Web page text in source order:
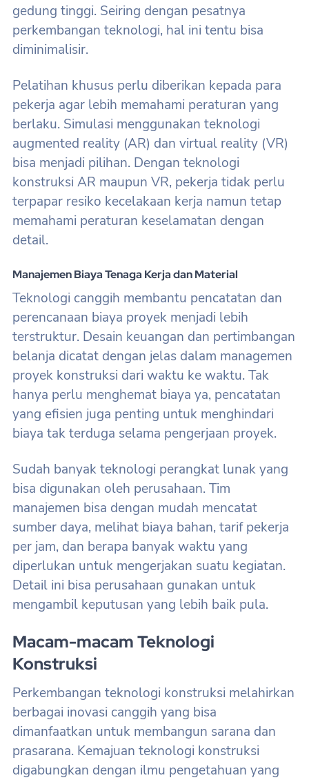
gedung tinggi. Seiring dengan pesatnya
perkembangan teknologi, hal ini tentu bisa
diminimalisir.
Pelatihan khusus perlu diberikan kepada para
pekerja agar lebih memahami peraturan yang
berlaku. Simulasi menggunakan teknologi
augmented reality (AR) dan virtual reality (VR)
bisa menjadi pilihan. Dengan teknologi
konstruksi AR maupun VR, pekerja tidak perlu
terpapar resiko kecelakaan kerja namun tetap
memahami peraturan keselamatan dengan
detail.
Manajemen Biaya Tenaga Kerja dan Material
Teknologi canggih membantu pencatatan dan
perencanaan biaya proyek menjadi lebih
terstruktur. Desain keuangan dan pertimbangan
belanja dicatat dengan jelas dalam managemen
proyek konstruksi dari waktu ke waktu. Tak
hanya perlu menghemat biaya ya, pencatatan
yang efisien juga penting untuk menghindari
biaya tak terduga selama pengerjaan proyek.
Sudah banyak teknologi perangkat lunak yang
bisa digunakan oleh perusahaan. Tim
manajemen bisa dengan mudah mencatat
sumber daya, melihat biaya bahan, tarif pekerja
per jam, dan berapa banyak waktu yang
diperlukan untuk mengerjakan suatu kegiatan.
Detail ini bisa perusahaan gunakan untuk
mengambil keputusan yang lebih baik pula.
Macam-macam Teknologi
Konstruksi
Perkembangan teknologi konstruksi melahirkan
berbagai inovasi canggih yang bisa
dimanfaatkan untuk membangun sarana dan
prasarana. Kemajuan teknologi konstruksi
digabungkan dengan ilmu pengetahuan yang